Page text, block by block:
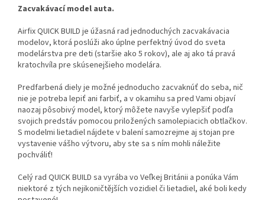
Zacvakávací model auta.
Airfix QUICK BUILD je úžasná rad jednoduchých zacvakávacia
modelov, ktorá poslúži ako úplne perfektný úvod do sveta
modelárstva pre deti (staršie ako 5 rokov), ale aj ako tá pravá
kratochvíla pre skúsenejšieho modelára.
Predfarbená diely je možné jednoducho zacvaknúť do seba, nič
nie je potreba lepiť ani farbiť, a v okamihu sa pred Vami objaví
naozaj pôsobivý model, ktorý môžete navyše vylepšiť podľa
svojich predstáv pomocou priložených samolepiacich obtlačkov.
S modelmi lietadiel nájdete v balení samozrejme aj stojan pre
vystavenie vášho výtvoru, aby ste sa s ním mohli náležite
pochváliť!
Celý rad QUICK BUILD sa vyrába vo Veľkej Británii a ponúka Vám
niektoré z tých nejikoničtějších vozidiel či lietadiel, aké boli kedy